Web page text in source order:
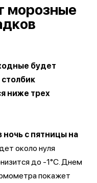
морозные
будет
ниже трех
ночь с пятницы на
около нуля
до -1°C. Днем
покажет